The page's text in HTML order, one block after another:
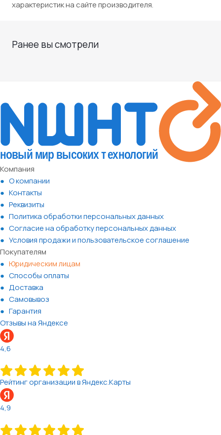
характеристик на сайте производителя.
Ранее вы смотрели
Компания
О компании
Контакты
Реквизиты
Политика обработки персональных данных
Согласие на обработку персональных данных
Условия продажи и пользовательское соглашение
Покупателям
Юридическим лицам
Способы оплаты
Доставка
Самовывоз
Гарантия
Отзывы на Яндексе
4,6
Рейтинг организации в Яндекс.Карты
4,9